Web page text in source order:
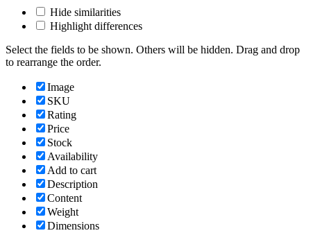
Hide similarities
Highlight differences
Select the fields to be shown. Others will be hidden. Drag and drop
to rearrange the order.
Image
SKU
Rating
Price
Stock
Availability
Add to cart
Description
Content
Weight
Dimensions